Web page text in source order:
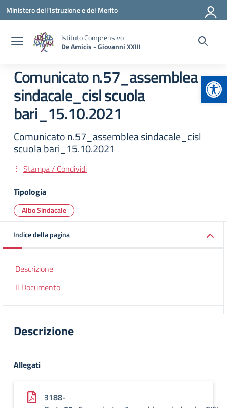
Vai ai contenuti
Vai al menu di navigazione
Vai al footer
Ministero dell'Istruzione e del Merito
Istituto Comprensivo
De Amicis - Giovanni XXIII
Comunicato n.57_assemblea
sindacale_cisl scuola
bari_15.10.2021
Comunicato n.57_assemblea sindacale_cisl
scuola bari_15.10.2021
Stampa / Condividi
Tipologia
Albo Sindacale
Indice della pagina
Descrizione
Il Documento
Descrizione
Allegati
3188-